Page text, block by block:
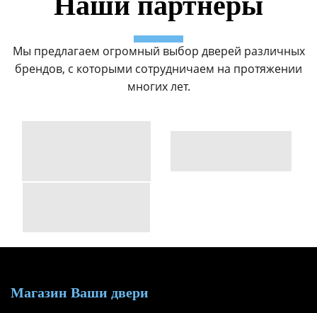
Мы предлагаем огромный выбор дверей различных
брендов, с которыми сотрудничаем на протяжении
многих лет.
Магазин Ваши двери